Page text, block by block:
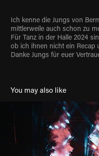
Ich kenne die Jungs von
mittlerweile auch schon zu
Für Tanz in der Halle 2024
ob ich ihnen nicht ein Recap
Danke Jungs für euer
You may also like